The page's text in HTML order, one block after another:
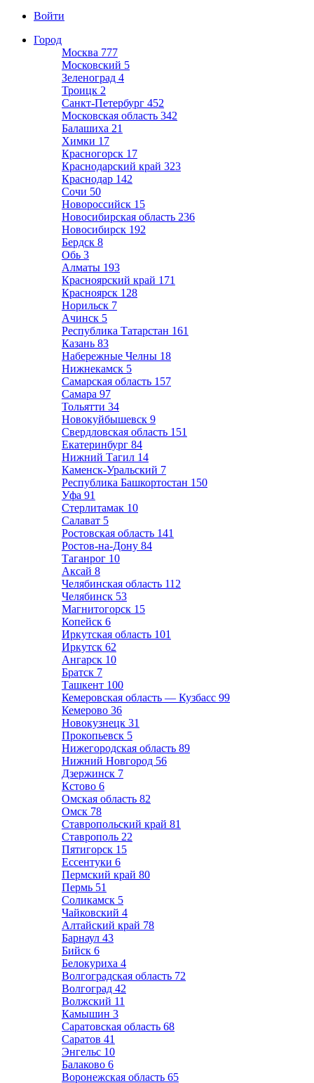
Войти
Город
Москва 777
Московский 5
Зеленоград 4
Троицк 2
Санкт-Петербург 452
Московская область 342
Балашиха 21
Химки 17
Красногорск 17
Краснодарский край 323
Краснодар 142
Сочи 50
Новороссийск 15
Новосибирская область 236
Новосибирск 192
Бердск 8
Обь 3
Алматы 193
Красноярский край 171
Красноярск 128
Норильск 7
Ачинск 5
Республика Татарстан 161
Казань 83
Набережные Челны 18
Нижнекамск 5
Самарская область 157
Самара 97
Тольятти 34
Новокуйбышевск 9
Свердловская область 151
Екатеринбург 84
Нижний Тагил 14
Каменск-Уральский 7
Республика Башкортостан 150
Уфа 91
Стерлитамак 10
Салават 5
Ростовская область 141
Ростов-на-Дону 84
Таганрог 10
Аксай 8
Челябинская область 112
Челябинск 53
Магнитогорск 15
Копейск 6
Иркутская область 101
Иркутск 62
Ангарск 10
Братск 7
Ташкент 100
Кемеровская область — Кузбасс 99
Кемерово 36
Новокузнецк 31
Прокопьевск 5
Нижегородская область 89
Нижний Новгород 56
Дзержинск 7
Кстово 6
Омская область 82
Омск 78
Ставропольский край 81
Ставрополь 22
Пятигорск 15
Ессентуки 6
Пермский край 80
Пермь 51
Соликамск 5
Чайковский 4
Алтайский край 78
Барнаул 43
Бийск 6
Белокуриха 4
Волгоградская область 72
Волгоград 42
Волжский 11
Камышин 3
Саратовская область 68
Саратов 41
Энгельс 10
Балаково 6
Воронежская область 65